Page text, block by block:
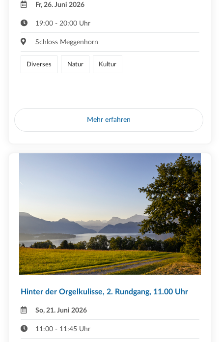
Fr, 26. Juni 2026
19:00 - 20:00 Uhr
Schloss Meggenhorn
Diverses Natur Kultur
Mehr erfahren
Hinter der Orgelkulisse, 2. Rundgang, 11.00 Uhr
So, 21. Juni 2026
11:00 - 11:45 Uhr